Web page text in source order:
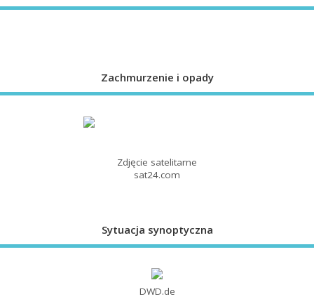
Zachmurzenie i opady
Zdjęcie satelitarne
sat24.com
Sytuacja synoptyczna
DWD.de